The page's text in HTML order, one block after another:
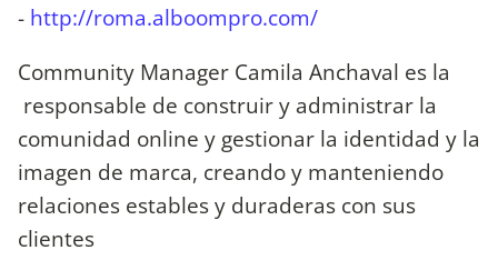
- http://roma.alboompro.com/
Community Manager Camila Anchaval es la
responsable de construir y administrar la
comunidad online y gestionar la identidad y la
imagen de marca, creando y manteniendo
relaciones estables y duraderas con sus
clientes